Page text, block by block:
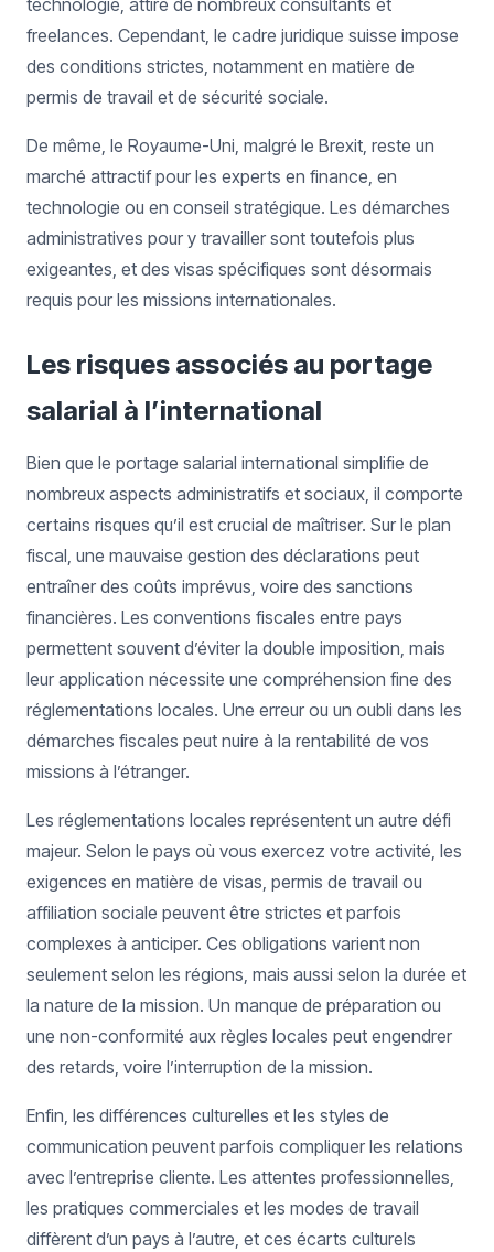
technologie, attire de nombreux consultants et
freelances. Cependant, le cadre juridique suisse impose
des conditions strictes, notamment en matière de
permis de travail et de sécurité sociale.
De même, le Royaume-Uni, malgré le Brexit, reste un
marché attractif pour les experts en finance, en
technologie ou en conseil stratégique. Les démarches
administratives pour y travailler sont toutefois plus
exigeantes, et des visas spécifiques sont désormais
requis pour les missions internationales.
Les risques associés au portage
salarial à l’international
Bien que le portage salarial international simplifie de
nombreux aspects administratifs et sociaux, il comporte
certains risques qu’il est crucial de maîtriser. Sur le plan
fiscal, une mauvaise gestion des déclarations peut
entraîner des coûts imprévus, voire des sanctions
financières. Les conventions fiscales entre pays
permettent souvent d’éviter la double imposition, mais
leur application nécessite une compréhension fine des
réglementations locales. Une erreur ou un oubli dans les
démarches fiscales peut nuire à la rentabilité de vos
missions à l’étranger.
Les réglementations locales représentent un autre défi
majeur. Selon le pays où vous exercez votre activité, les
exigences en matière de visas, permis de travail ou
affiliation sociale peuvent être strictes et parfois
complexes à anticiper. Ces obligations varient non
seulement selon les régions, mais aussi selon la durée et
la nature de la mission. Un manque de préparation ou
une non-conformité aux règles locales peut engendrer
des retards, voire l’interruption de la mission.
Enfin, les différences culturelles et les styles de
communication peuvent parfois compliquer les relations
avec l’entreprise cliente. Les attentes professionnelles,
les pratiques commerciales et les modes de travail
diffèrent d’un pays à l’autre, et ces écarts culturels